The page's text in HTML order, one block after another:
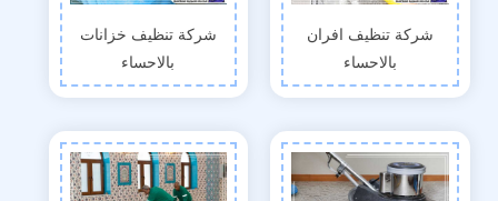
شركة تنظيف افران
بالاحساء
شركة تنظيف خزانات
بالاحساء